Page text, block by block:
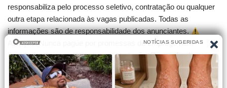
responsabiliza pelo processo seletivo, contratação ou qualquer
outra etapa relacionada às vagas publicadas. Todas as
informações são de responsabilidade dos anunciantes.
Atenção! Nunca pague por promessas de emprego nem
compre cursos que garantam contratação. Desconfie de
qualquer cobrança para participar de seleções.